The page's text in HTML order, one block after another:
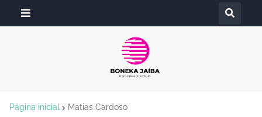
Página inicial Matias Cardoso